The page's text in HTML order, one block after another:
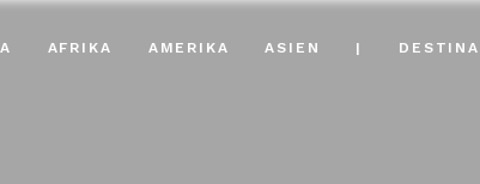
AFRIKA AMERIKA ASIEN |